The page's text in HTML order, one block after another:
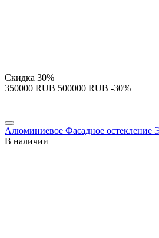
Скидка 30%
‍350000‍ RUB ‍500000‍ RUB -30%
Алюминиевое Фасадное остекление
В наличии